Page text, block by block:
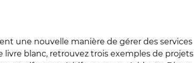
une nouvelle manière de gérer des services
livre blanc, retrouvez trois exemples de projets